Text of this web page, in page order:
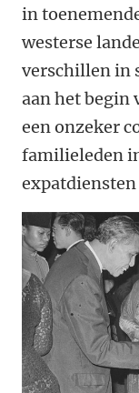
in
westerse
verschillen in
aan het begin
een onzeker
familieleden